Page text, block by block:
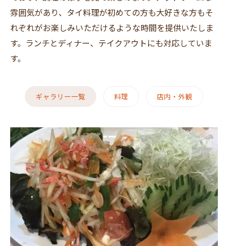
雰囲気があり、タイ料理が初めての方も大好きな方もそ
れぞれがお楽しみいただけるような時間を提供いたしま
す。ランチとディナー、テイクアウトにも対応していま
す。
ギャラリー一覧 料理 店内・外観